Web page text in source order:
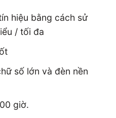
hiệu bằng cách sử
/ tối đa
số lớn và đèn nền
giờ.